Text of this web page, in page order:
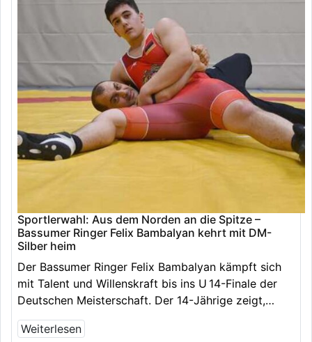
Sportlerwahl: Aus dem Norden an die Spitze –
Bassumer Ringer Felix Bambalyan kehrt mit DM-
Silber heim
Der Bassumer Ringer Felix Bambalyan kämpft sich
mit Talent und Willenskraft bis ins U 14-Finale der
Deutschen Meisterschaft. Der 14-Jährige zeigt,…
Weiterlesen